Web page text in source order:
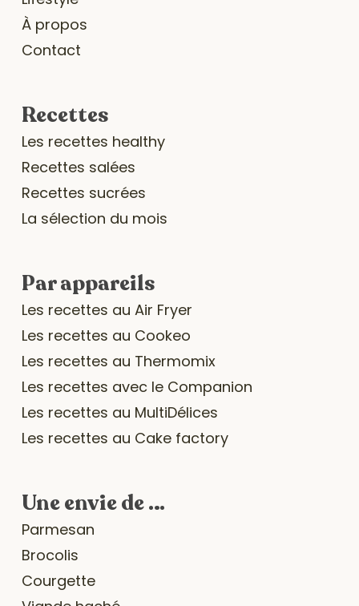
À propos
Contact
Recettes
Les recettes healthy
Recettes salées
Recettes sucrées
La sélection du mois
Par appareils
Les recettes au Air Fryer
Les recettes au Cookeo
Les recettes au Thermomix
Les recettes avec le Companion
Les recettes au MultiDélices
Les recettes au Cake factory
Une envie de …
Parmesan
Brocolis
Courgette